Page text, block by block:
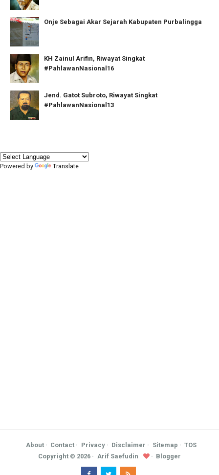
Onje Sebagai Akar Sejarah Kabupaten Purbalingga
KH Zainul Arifin, Riwayat Singkat
#PahlawanNasional16
Jend. Gatot Subroto, Riwayat Singkat
#PahlawanNasional13
Powered by Translate
About Contact Privacy Disclaimer Sitemap
TOS
Copyright © 2026 Arif Saefudin Blogger